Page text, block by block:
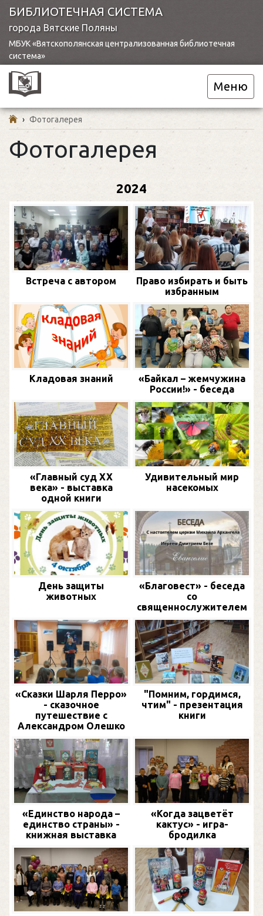
БИБЛИОТЕЧНАЯ СИСТЕМА
города Вятские Поляны
МБУК «Вятскополянская централизованная библиотечная
система»
Меню
› Фотогалерея
Фотогалерея
2024
Встреча с автором
Право избирать и быть
избранным
Кладовая знаний
«Байкал – жемчужина
России!» - беседа
«Главный суд XX
века» - выставка
одной книги
Удивительный мир
насекомых
День защиты
животных
«Благовест» - беседа
со
священнослужителем
«Сказки Шарля Перро»
- сказочное
путешествие с
Александром Олешко
"Помним, гордимся,
чтим" - презентация
книги
«Единство народа –
единство страны» -
книжная выставка
«Когда зацветёт
кактус» - игра-
бродилка